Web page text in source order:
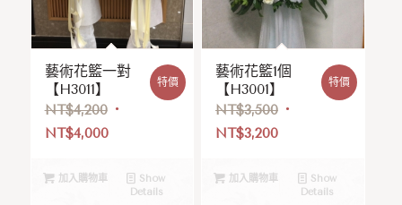
藝術花籃一對
【H3011】
NT$4,200
NT$4,000
特價
加入購物車
Show
Details
藝術花籃1個
【H3001】
NT$3,500
NT$3,200
特價
加入購物車
Show
Details